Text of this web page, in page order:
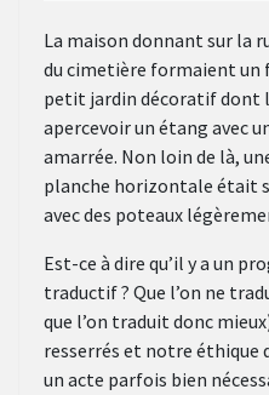
La maison donnant sur la
du cimetière formaient un
petit jardin décoratif dont
apercevoir un étang avec
amarrée. Non loin de là,
planche horizontale était
avec des poteaux
Est-ce à dire qu’il y a un
traductif ? Que l’on ne
que l’on traduit donc
resserrés et notre éthique
un acte parfois bien